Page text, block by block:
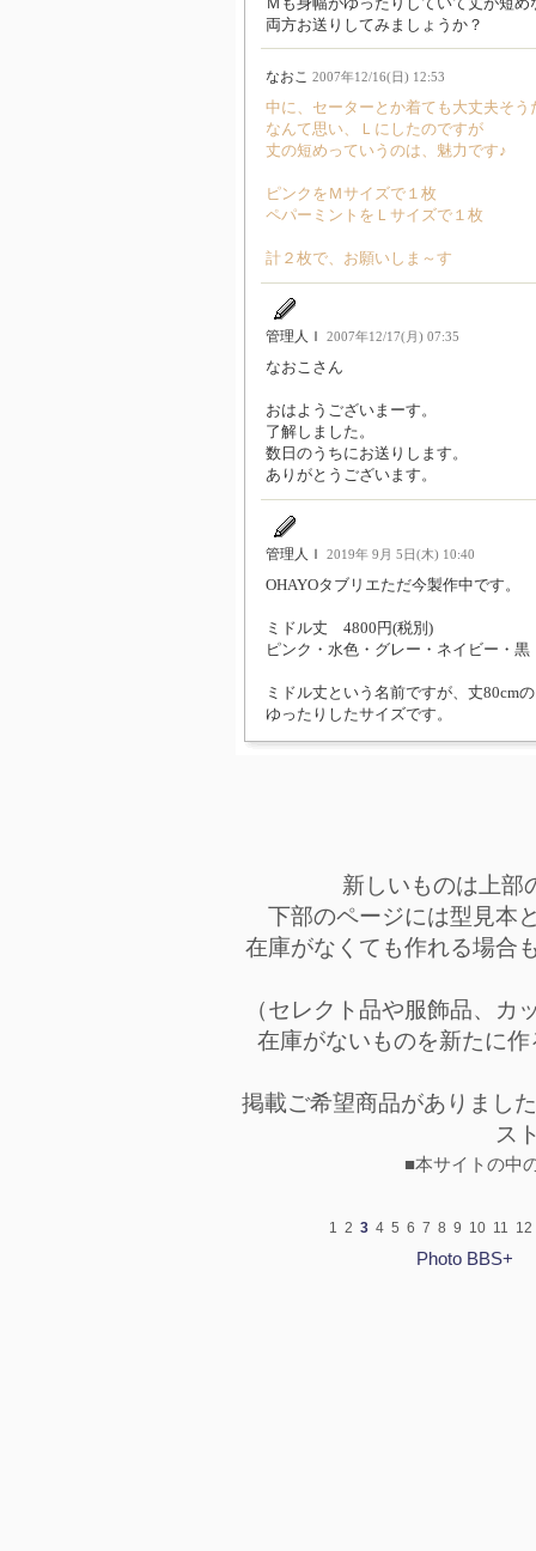
両方お送りしてみましょうか？
なおこ 2007年12/16(日) 12:53
中に、セーターとか着ても大丈夫そう
なんて思い、Ｌにしたのですが
丈の短めっていうのは、魅力です♪
ピンクをＭサイズで１枚
ペパーミントをＬサイズで１枚
計２枚で、お願いしま～す
管理人Ｉ 2007年12/17(月) 07:35
なおこさん
おはようございまーす。
了解しました。
数日のうちにお送りします。
ありがとうございます。
管理人Ｉ 2019年 9月 5日(木) 10:40
OHAYOタブリエただ今製作中です。
ミドル丈 4800円(税別)
ピンク・水色・グレー・ネイビー・黒
ミドル丈という名前ですが、丈80cmの
ゆったりしたサイズです。
新しいものは上部
下部のページには型見本
在庫がなくても作れる場合
（セレクト品や服飾品、
在庫がないものを新たに
掲載ご希望商品がありまし
ス
■本サイトの中
1 2 3 4 5 6 7 8 9 10 11 12
Photo BBS+